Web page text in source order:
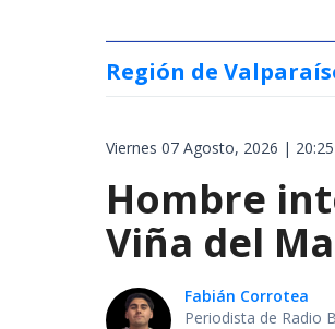
Región de
Viernes 07 Agosto, 2026 | 20:25
Hombre
Viña del
Fabián Corrotea
Periodista de Radio